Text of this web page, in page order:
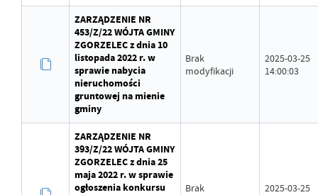
ZARZĄDZENIE NR
453/Z/22 WÓJTA GMINY
ZGORZELEC z dnia 10
listopada 2022 r. w
sprawie nabycia
nieruchomości
gruntowej na mienie
gminy
Brak
modyfikacji
2025-03-25
14:00:03
ZARZĄDZENIE NR
393/Z/22 WÓJTA GMINY
ZGORZELEC z dnia 25
maja 2022 r. w sprawie
ogłoszenia konkursu
Brak
2025-03-25